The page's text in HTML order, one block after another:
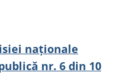
naționale
nr. 6 din 10